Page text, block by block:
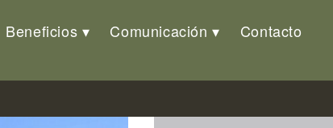
Beneficios Comunicación Contacto